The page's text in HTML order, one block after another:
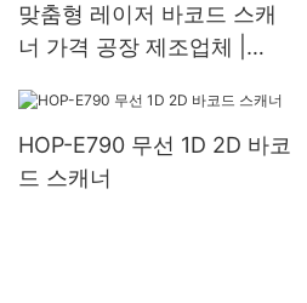
맞춤형 레이저 바코드 스캐
너 가격 공장 제조업체 |
HOP-E790 무선 1D 2D 바코
드 스캐너